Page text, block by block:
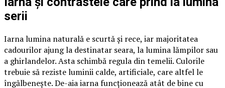
serii
Iarna lumina naturală e scurtă și rece, iar majoritatea
cadourilor ajung la destinatar seara, la lumina lămpilor sau
a ghirlandelor. Asta schimbă regula din temelii. Culorile
trebuie să reziste luminii calde, artificiale, care altfel le
îngălbenește. De-aia iarna funcționează atât de bine cu